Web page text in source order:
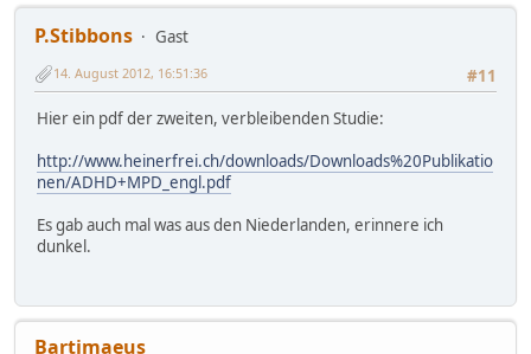
P.Stibbons
Gast
#11
14. August 2012, 16:51:36
Hier ein pdf der zweiten, verbleibenden Studie:
http://www.heinerfrei.ch/downloads/Downloads%20Publikatio
nen/ADHD+MPD_engl.pdf
Es gab auch mal was aus den Niederlanden, erinnere ich
dunkel.
Bartimaeus